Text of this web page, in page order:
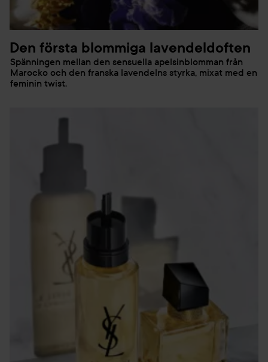
Den första blommiga lavendeldoften
Spänningen mellan den sensuella apelsinblomman från
Marocko och den franska lavendelns styrka, mixat med en
feminin twist.